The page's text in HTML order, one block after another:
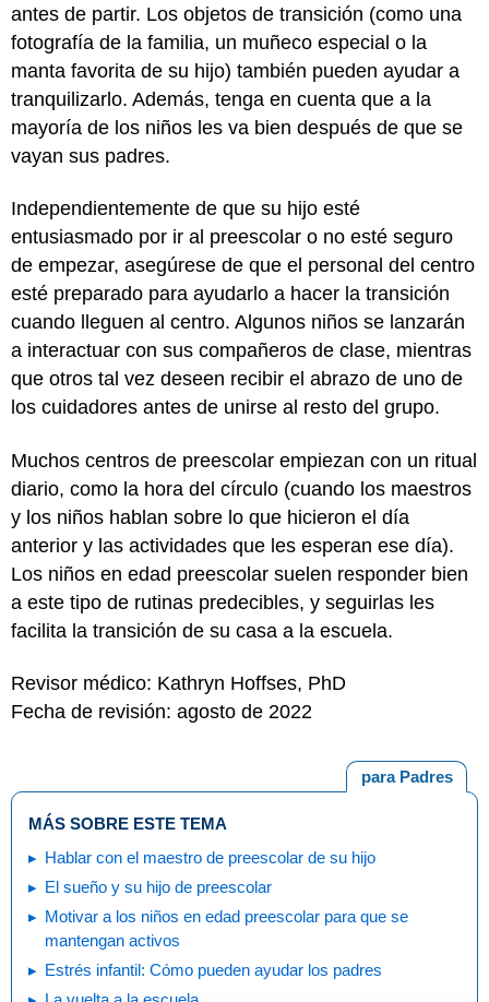
antes de partir. Los objetos de transición (como una
fotografía de la familia, un muñeco especial o la
manta favorita de su hijo) también pueden ayudar a
tranquilizarlo. Además, tenga en cuenta que a la
mayoría de los niños les va bien después de que se
vayan sus padres.
Independientemente de que su hijo esté
entusiasmado por ir al preescolar o no esté seguro
de empezar, asegúrese de que el personal del centro
esté preparado para ayudarlo a hacer la transición
cuando lleguen al centro. Algunos niños se lanzarán
a interactuar con sus compañeros de clase, mientras
que otros tal vez deseen recibir el abrazo de uno de
los cuidadores antes de unirse al resto del grupo.
Muchos centros de preescolar empiezan con un ritual
diario, como la hora del círculo (cuando los maestros
y los niños hablan sobre lo que hicieron el día
anterior y las actividades que les esperan ese día).
Los niños en edad preescolar suelen responder bien
a este tipo de rutinas predecibles, y seguirlas les
facilita la transición de su casa a la escuela.
Revisor médico: Kathryn Hoffses, PhD
Fecha de revisión: agosto de 2022
para Padres
MÁS SOBRE ESTE TEMA
Hablar con el maestro de preescolar de su hijo
El sueño y su hijo de preescolar
Motivar a los niños en edad preescolar para que se
mantengan activos
Estrés infantil: Cómo pueden ayudar los padres